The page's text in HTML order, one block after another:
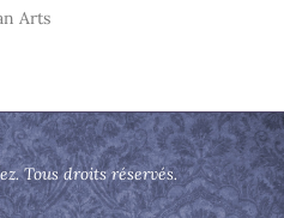
Arts
Tous droits réservés.